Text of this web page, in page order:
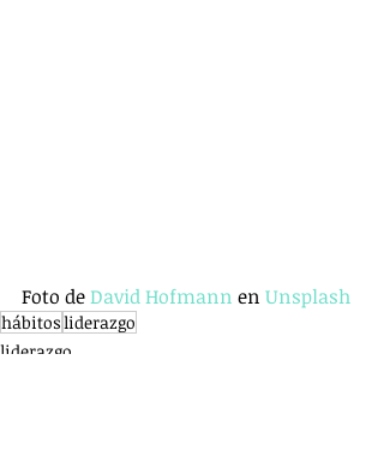
Foto de David Hofmann en Unsplash
hábitosliderazgo
liderazgo